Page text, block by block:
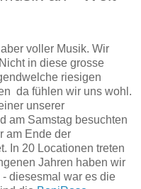
voller Musik. Wir
in diese grosse
riesigen
da fühlen wir uns wohl.
unserer
am Samstag besuchten
am Ende der
In 20 Locationen treten
Jahren haben wir
diesesmal war es die